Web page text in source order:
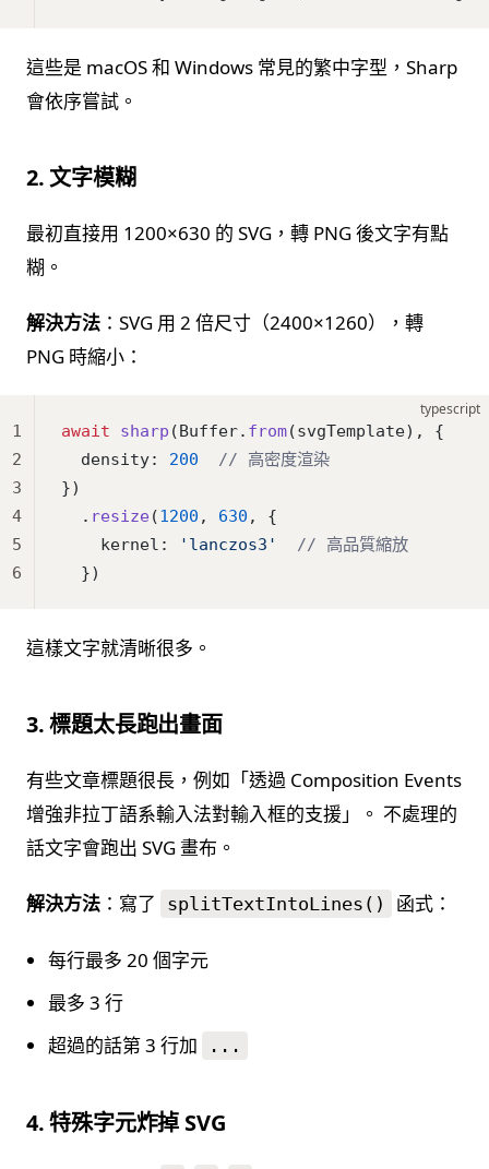
這些是 macOS 和 Windows 常見的繁中字型，Sharp
會依序嘗試。
2. 文字模糊
最初直接用 1200×630 的 SVG，轉 PNG 後文字有點
糊。
解決方法 ：SVG 用 2 倍尺寸（2400×1260），轉
PNG 時縮小：
typescript
await sharp (Buffer. from(svgTemplate), {
  density:
200
  // 高密度渲染
})
  .
resize(1200 , 630 , {
    kernel:
'lanczos3'
  // 高品質縮放
  })
1
2
3
4
5
6
這樣文字就清晰很多。
3. 標題太長跑出畫面
有些文章標題很長，例如「透過 Composition Events
增強非拉丁語系輸入法對輸入框的支援」。 不處理的
話文字會跑出 SVG 畫布。
解決方法 ：寫了 splitTextIntoLines() 函式：
每行最多 20 個字元
最多 3 行
超過的話第 3 行加
...
4. 特殊字元炸掉 SVG